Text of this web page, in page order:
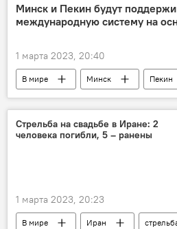
Минск и Пекин будут
международную систему на
1 марта 2023, 20:40
В мире Минск
Пекин
устав
ООН
Стрельба на свадьбе в Иране: 2
человека погибли, 5 – ранены
1 марта 2023, 20:23
В мире Иран